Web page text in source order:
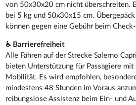
von 50x30x20 cm nicht überschreiten.
bei 5 kg und 50x30x15 cm.
können gegen eine Gebühr beim
♿ Barrierefreiheit
Alle Fähren auf der Strecke Salerno
bieten Unterstützung für Passagiere mit
Mobilität. Es wird empfohlen,
mindestens 48 Stunden im Voraus
reibungslose Assistenz beim Ein- und